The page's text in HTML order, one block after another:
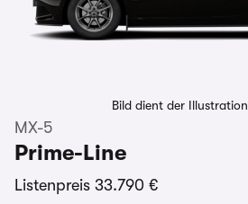
Bild dient der Illustration
MX-5
Prime-Line
Listenpreis 33.790 €